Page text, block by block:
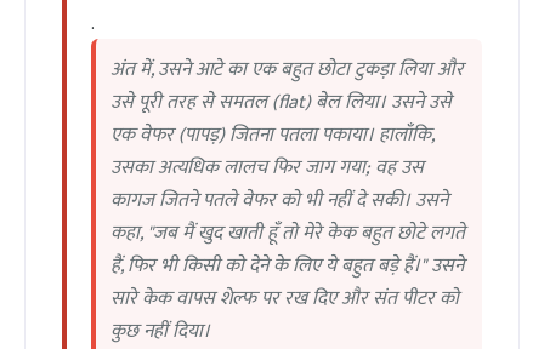
.
अंत में, उसने आटे का एक बहुत छोटा टुकड़ा लिया और
उसे पूरी तरह से समतल (flat) बेल लिया। उसने उसे
एक वेफर (पापड़) जितना पतला पकाया। हालाँकि,
उसका अत्यधिक लालच फिर जाग गया; वह उस
कागज जितने पतले वेफर को भी नहीं दे सकी। उसने
कहा, "जब मैं खुद खाती हूँ तो मेरे केक बहुत छोटे लगते
हैं, फिर भी किसी को देने के लिए ये बहुत बड़े हैं।" उसने
सारे केक वापस शेल्फ पर रख दिए और संत पीटर को
कुछ नहीं दिया।